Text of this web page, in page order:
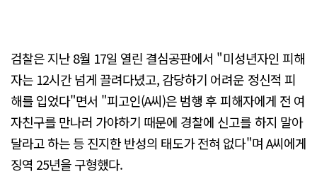
검찰은 지난 8월 17일 열린 결심공판에서 "미성년자인 피해
자는 12시간 넘게 끌려다녔고, 감당하기 어려운 정신적 피
해를 입었다"면서 "피고인(A씨)은 범행 후 피해자에게 전 여
자친구를 만나러 가야하기 때문에 경찰에 신고를 하지 말아
달라고 하는 등 진지한 반성의 태도가 전혀 없다"며 A씨에게
징역 25년을 구형했다.